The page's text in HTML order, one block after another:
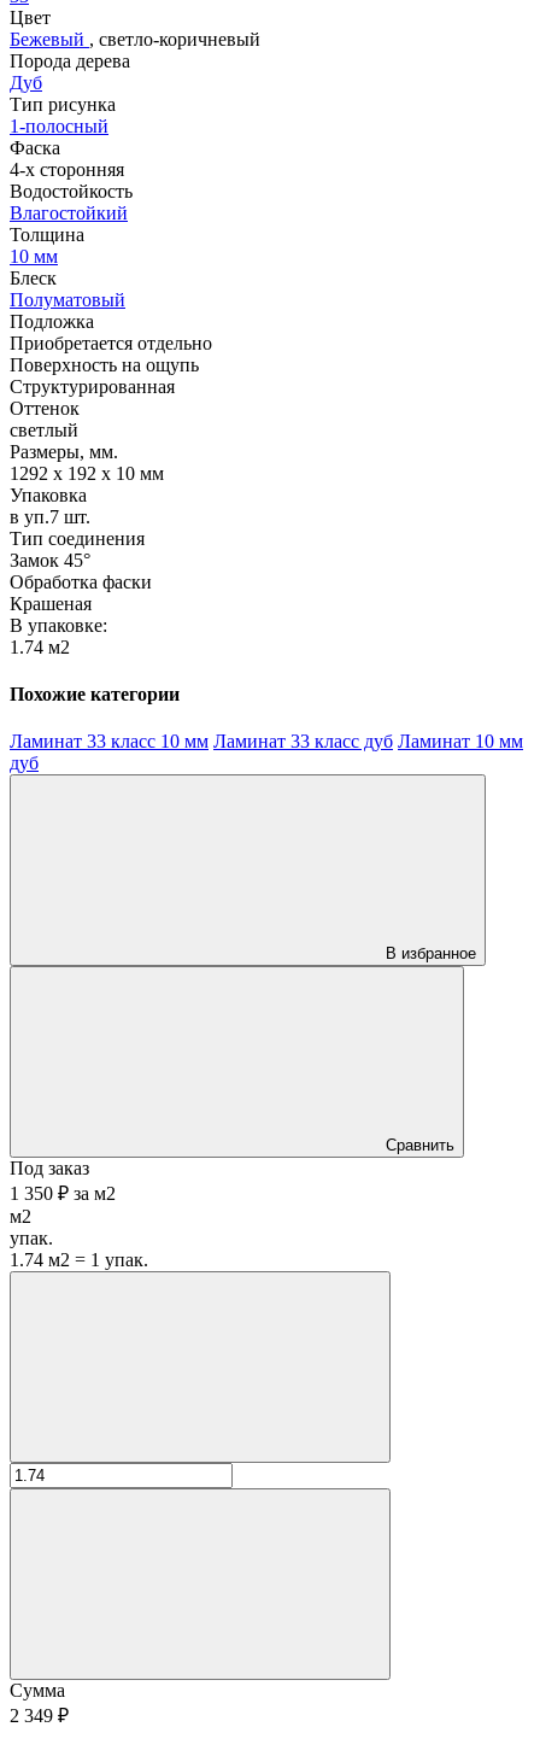
Цвет
Бежевый , светло-коричневый
Порода дерева
Дуб
Тип рисунка
1-полосный
Фаска
4-х сторонняя
Водостойкость
Влагостойкий
Толщина
10 мм
Блеск
Полуматовый
Подложка
Приобретается отдельно
Поверхность на ощупь
Структурированная
Оттенок
светлый
Размеры, мм.
1292 х 192 х 10 мм
Упаковка
в уп.7 шт.
Тип соединения
Замок 45°
Обработка фаски
Крашеная
В упаковке:
1.74 м2
Похожие категории
Ламинат 33 класс 10 мм Ламинат 33 класс дуб Ламинат 10 мм
дуб
В избранное
Сравнить
Под заказ
1 350 ₽ за м2
м2
упак.
1.74 м2 = 1 упак.
Сумма
2 349 ₽